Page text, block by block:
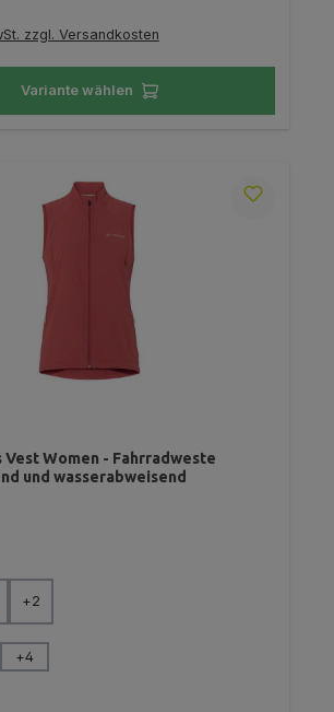
zzgl. Versandkosten
Variante wählen
Vest Women - Fahrradweste
und wasserabweisend
ist zurzeit nicht verfügbar.)
+2
+4